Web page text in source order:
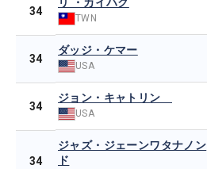
34
リ ・カイハク
TWN
34
ダッジ・ケマー
USA
34
ジョン・キャトリン
USA
34
ジャズ・ジェーンワタナノン
ド